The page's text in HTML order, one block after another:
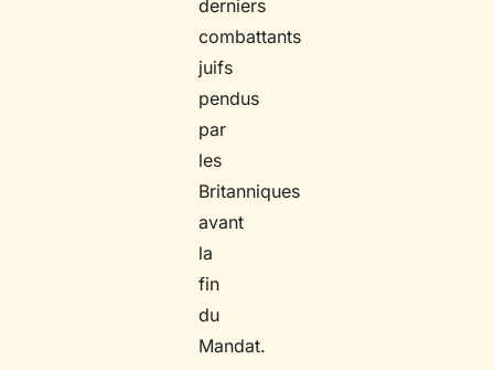
derniers
combattants
juifs
pendus
par
les
Britanniques
avant
la
fin
du
Mandat.